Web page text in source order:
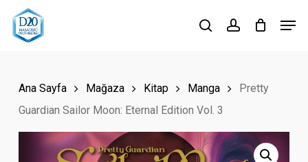
Skip
searchaccount
Ana Sayfa Mağaza Kitap Manga
Pretty
Guardian Sailor Moon: Eternal Edition Vol. 3